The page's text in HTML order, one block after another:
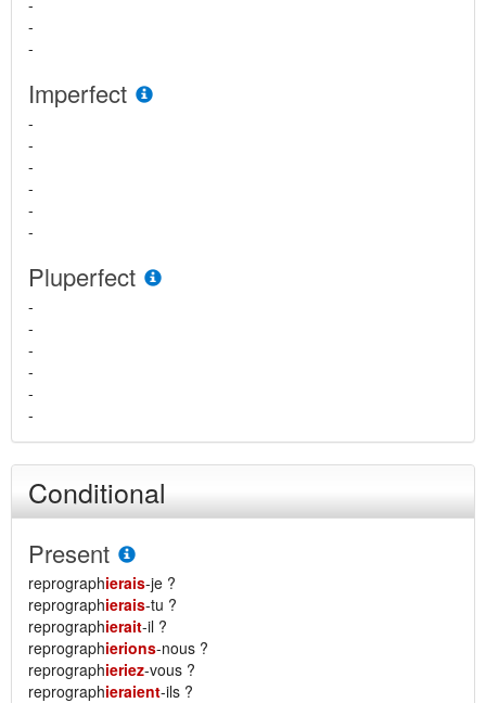
-
-
-
Imperfect
-
-
-
-
-
-
Pluperfect
-
-
-
-
-
-
Conditional
Present
reprographierais-je ?
reprographierais-tu ?
reprographierait-il ?
reprographierions-nous ?
reprographieriez-vous ?
reprographieraient-ils ?